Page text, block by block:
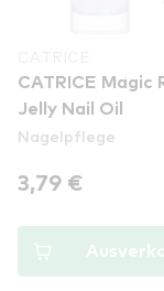
CATRICE Magic
Jelly Nail Oil
Nagelpflege
3,79 €